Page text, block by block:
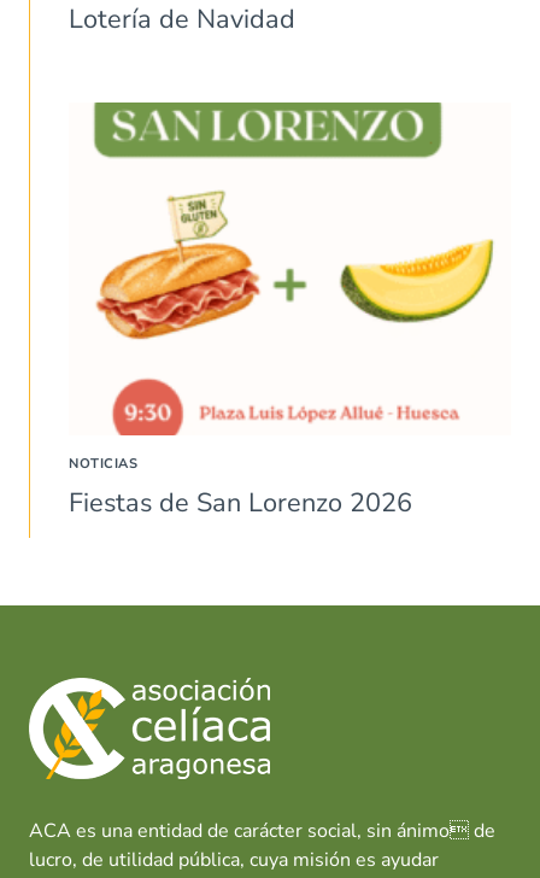
Lotería de Navidad
NOTICIAS
Fiestas de San Lorenzo 2026
ACA es una entidad de carácter social, sin ánimo de
lucro, de utilidad pública, cuya misión es ayudar